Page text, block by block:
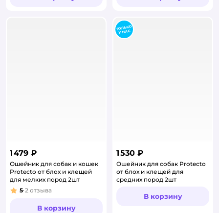
1 479 ₽
Ошейник для собак и кошек
Protecto от блох и клещей
для мелких пород 2шт
Рейтинг:
5 2 отзыва
В корзину
1 530 ₽
Ошейник для собак Protecto
от блох и клещей для
средних пород 2шт
В корзину